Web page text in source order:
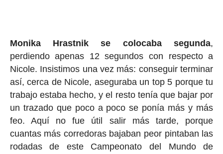
Monika Hrastnik se colocaba segunda,
perdiendo apenas 12 segundos con respecto a
Nicole. Insistimos una vez más: conseguir terminar
así, cerca de Nicole, aseguraba un top 5 porque tu
trabajo estaba hecho, y el resto tenía que bajar por
un trazado que poco a poco se ponía más y más
feo. Aquí no fue útil salir más tarde, porque
cuantas más corredoras bajaban peor pintaban las
rodadas de este Campeonato del Mundo de